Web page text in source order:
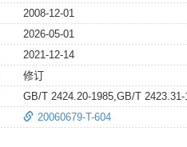
2008-12-01
2026-05-01
2021-12-14
修订
GB/T 2424.20-1985,GB/T 2423.31-
20060679-T-604